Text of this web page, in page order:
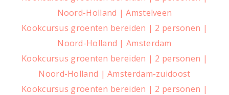
Noord-Holland | Amstelveen
Kookcursus groenten bereiden | 2 personen |
Noord-Holland | Amsterdam
Kookcursus groenten bereiden | 2 personen |
Noord-Holland | Amsterdam-zuidoost
Kookcursus groenten bereiden | 2 personen |